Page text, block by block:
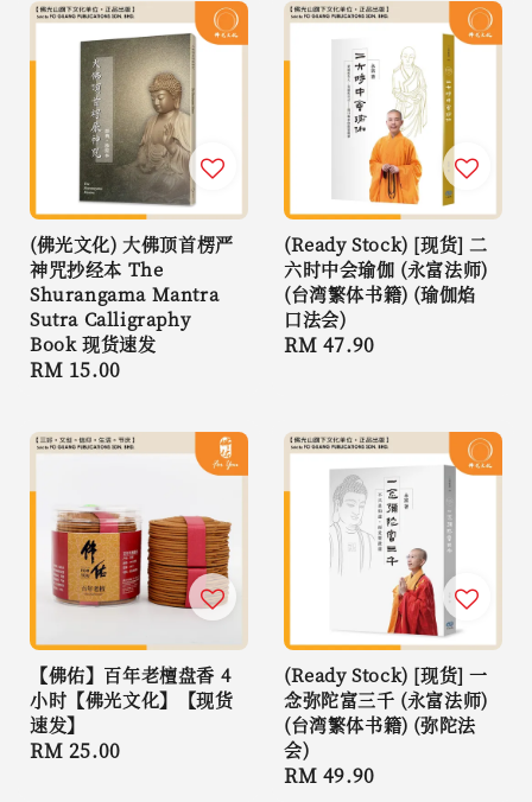
(佛光文化) 大佛顶首楞严
神咒抄经本 The
Shurangama Mantra
Sutra Calligraphy
Book 现货速发
Regular
RM 15.00
(Ready Stock) [现货] 二
六时中会瑜伽 (永富法师)
(台湾繁体书籍) (瑜伽焰
口法会)
Regular
RM 47.90
【佛佑】百年老檀盘香 4
小时【佛光文化】【现货
速发】
Regular
RM 25.00
(Ready Stock) [现货] 一
念弥陀富三千 (永富法师)
(台湾繁体书籍) (弥陀法
会)
Regular
RM 49.90